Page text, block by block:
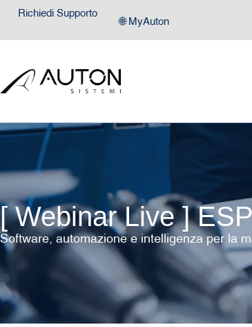
Richiedi Supporto
🌐 MyAuton
[ Webinar Live ]
Software, automazione e intelligenza per la